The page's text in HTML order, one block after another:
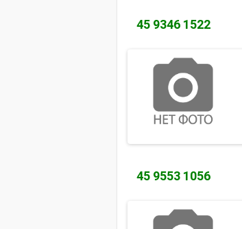
45 9346 1522
45 9553 1056